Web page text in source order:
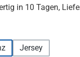
in 10 Tagen,
Jersey